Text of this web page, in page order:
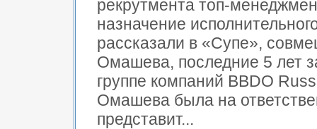
рекрутмента топ-
назначение
рассказали в «Супе»,
Омашева, последние 5 лет
группе компаний BBDO
Омашева была на
представит...